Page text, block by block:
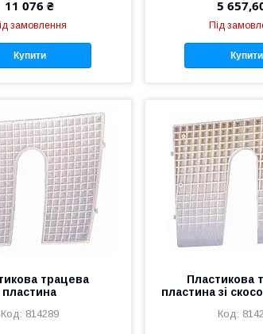
11 076 ₴
замовлення
Купити
5
Під
Купити
трацева
пластина
814289
Пластикова
пластина зі